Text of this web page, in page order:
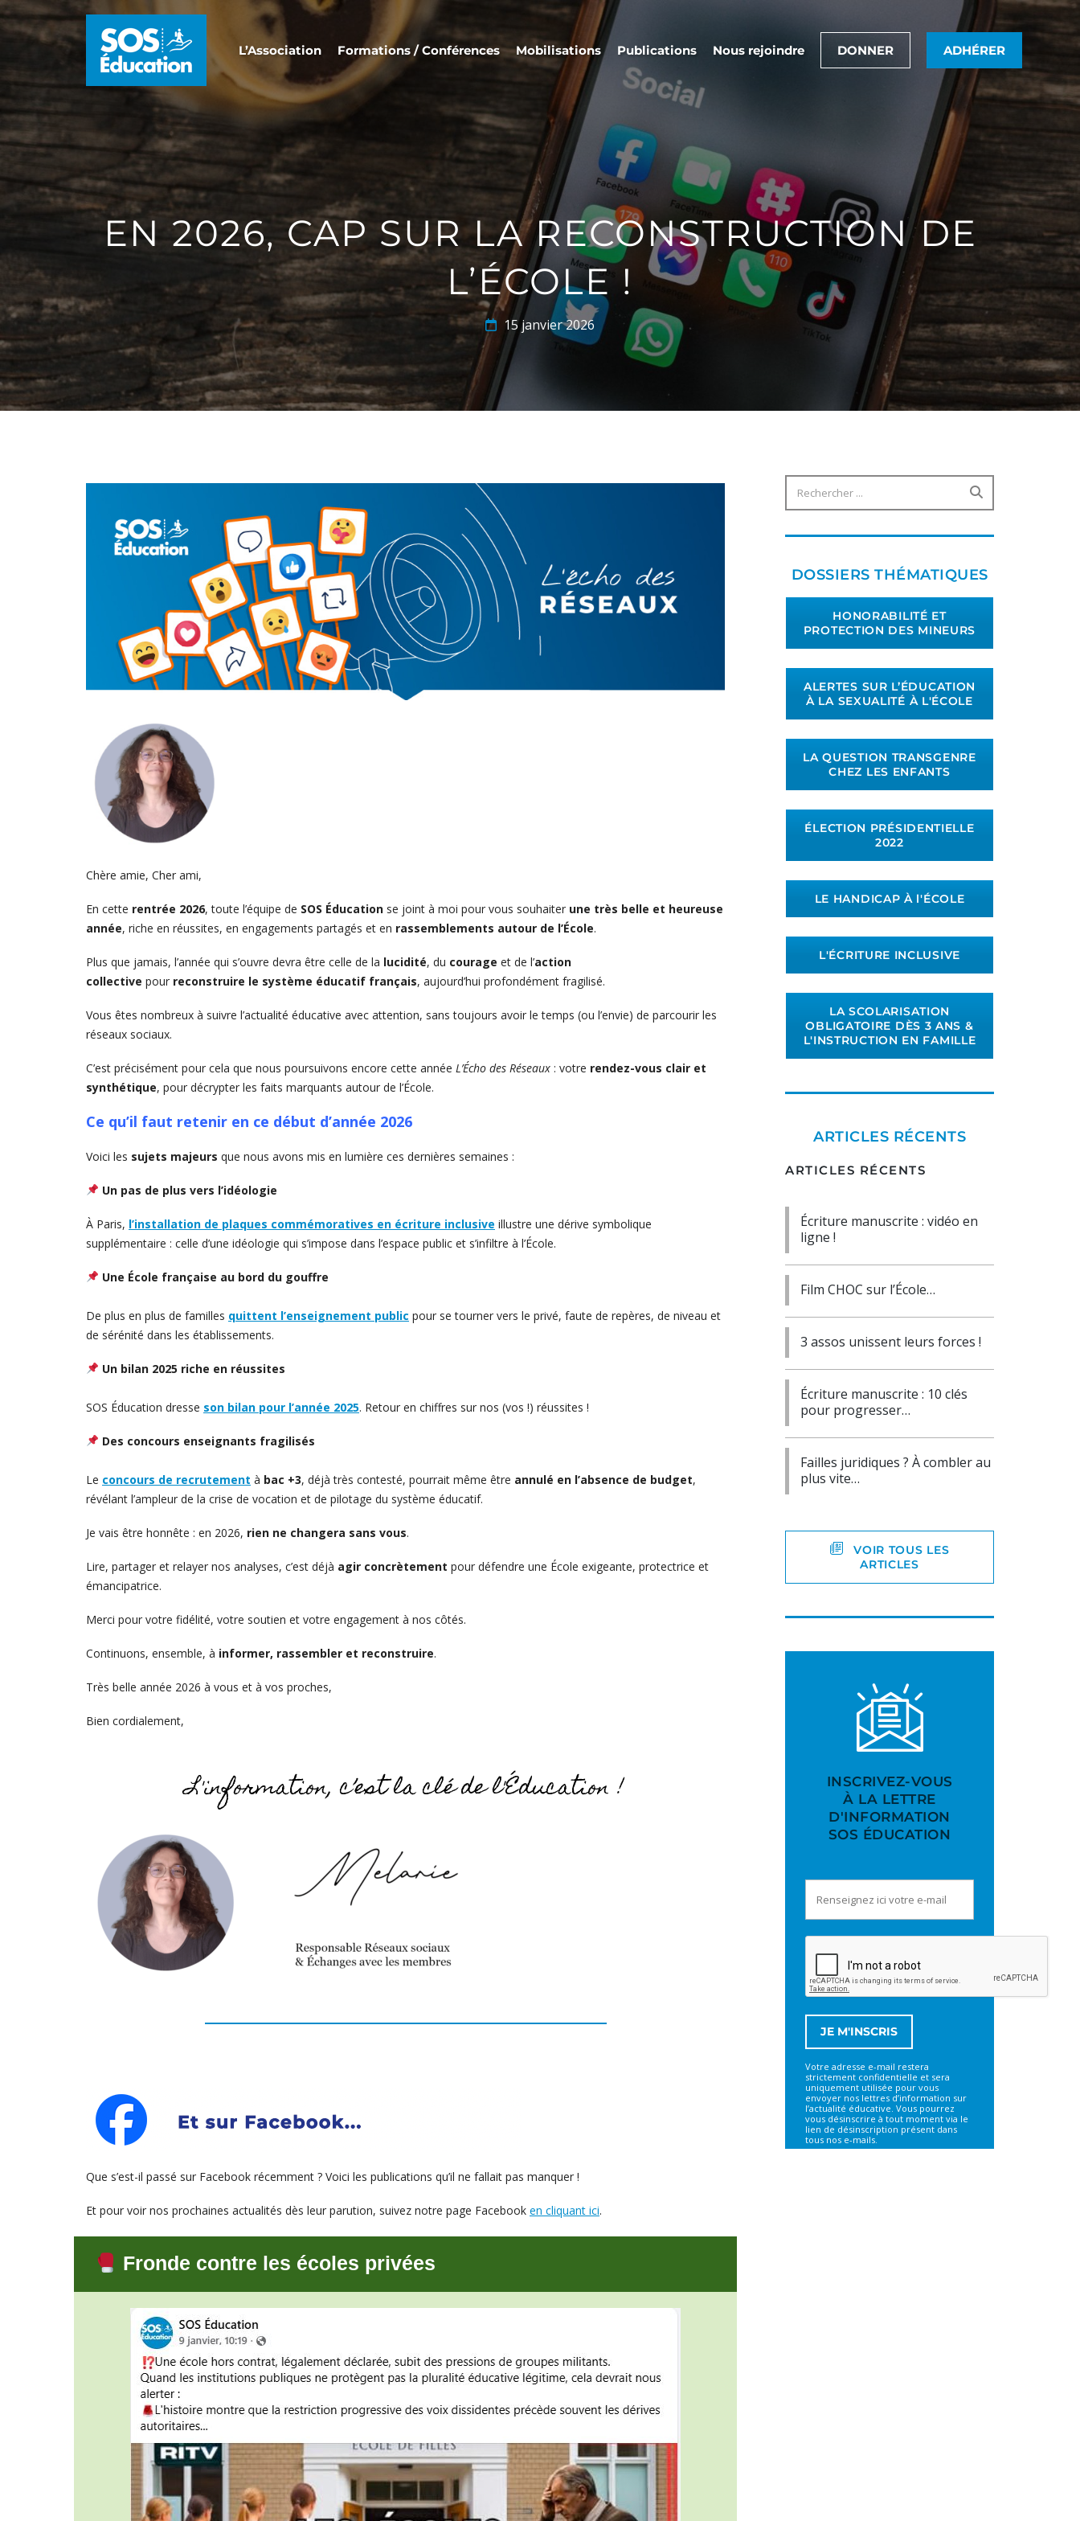
L’Association Formations / Conférences Mobilisations Publications Nous rejoindre DONNER ADHÉRER
EN 2026, CAP SUR LA RECONSTRUCTION DE
L’ÉCOLE !
15 janvier 2026
Chère amie, Cher ami,
En cette rentrée 2026, toute l’équipe de SOS Éducation se joint à moi pour vous souhaiter une très belle et heureuse
année, riche en réussites, en engagements partagés et en rassemblements autour de l’École.
Plus que jamais, l’année qui s’ouvre devra être celle de la lucidité, du courage et de l’action
collective pour reconstruire le système éducatif français, aujourd’hui profondément fragilisé.
Vous êtes nombreux à suivre l’actualité éducative avec attention, sans toujours avoir le temps (ou l’envie) de parcourir les
réseaux sociaux.
C’est précisément pour cela que nous poursuivons encore cette année L ’Écho des Réseaux : votre rendez-vous clair et
synthétique, pour décrypter les faits marquants autour de l’École.
Ce qu’il faut retenir en ce début d’année 2026
Voici les sujets majeurs que nous avons mis en lumière ces dernières semaines :
Un pas de plus vers l’idéologie
À Paris, l’installation de plaques commémoratives en écriture inclusive illustre une dérive symbolique
supplémentaire : celle d’une idéologie qui s’impose dans l’espace public et s’infiltre à l’École.
Une École française au bord du gouffre
De plus en plus de familles quittent l’enseignement public pour se tourner vers le privé, faute de repères, de niveau et
de sérénité dans les établissements.
Un bilan 2025 riche en réussites
SOS Éducation dresse son bilan pour l’année 2025. Retour en chiffres sur nos (vos !) réussites !
Des concours enseignants fragilisés
Le concours de recrutement à bac +3, déjà très contesté, pourrait même être annulé en l’absence de budget,
révélant l’ampleur de la crise de vocation et de pilotage du système éducatif.
Je vais être honnête : en 2026, rien ne changera sans vous.
Lire, partager et relayer nos analyses, c’est déjà agir concrètement pour défendre une École exigeante, protectrice et
émancipatrice.
Merci pour votre fidélité, votre soutien et votre engagement à nos côtés.
Continuons, ensemble, à informer, rassembler et reconstruire.
Très belle année 2026 à vous et à vos proches,
Bien cordialement,
L'information, c’est la clé de l'Éducation !
Que s’est-il passé sur Facebook récemment ? Voici les publications qu’il ne fallait pas manquer !
Et pour voir nos prochaines actualités dès leur parution, suivez notre page Facebook en cliquant ici.
Fronde contre les écoles privées
DOSSIERS THÉMATIQUES
HONORABILITÉ ET
PROTECTION DES MINEURS
ALERTES SUR L’ÉDUCATION
À LA SEXUALITÉ À L'ÉCOLE
LA QUESTION TRANSGENRE
CHEZ LES ENFANTS
ÉLECTION PRÉSIDENTIELLE
2022
LE HANDICAP À l'ÉCOLE
L'ÉCRITURE INCLUSIVE
LA SCOLARISATION
OBLIGATOIRE DÈS 3 ANS &
L'INSTRUCTION EN FAMILLE
ARTICLES RÉCENTS
ARTICLES RÉCENTS
Écriture manuscrite : vidéo en
ligne !
Film CHOC sur l’École…
3 assos unissent leurs forces !
Écriture manuscrite : 10 clés
pour progresser…
Failles juridiques ? À combler au
plus vite…
VOIR TOUS LES
ARTICLES
INSCRIVEZ-VOUS
À LA LETTRE
D'INFORMATION
SOS ÉDUCATION
Votre adresse e-mail restera
strictement confidentielle et sera
uniquement utilisée pour vous
envoyer nos lettres d’information sur
l’actualité éducative. Vous pourrez
vous désinscrire à tout moment via le
lien de désinscription présent dans
tous nos e-mails.